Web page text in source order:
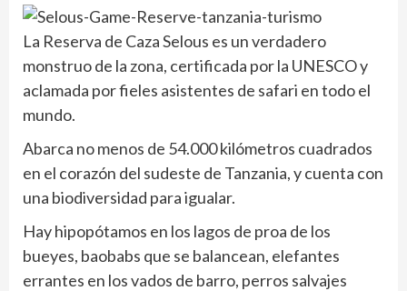
La Reserva de Caza Selous es un verdadero
monstruo de la zona, certificada por la UNESCO y
aclamada por fieles asistentes de safari en todo el
mundo.
Abarca no menos de 54.000 kilómetros cuadrados
en el corazón del sudeste de Tanzania, y cuenta con
una biodiversidad para igualar.
Hay hipopótamos en los lagos de proa de los
bueyes, baobabs que se balancean, elefantes
errantes en los vados de barro, perros salvajes